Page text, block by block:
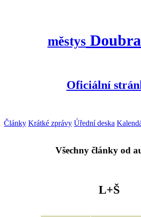
městys
Oficiální
Články Krátké zprávy Úřední deska
Všechny články od
L+Š